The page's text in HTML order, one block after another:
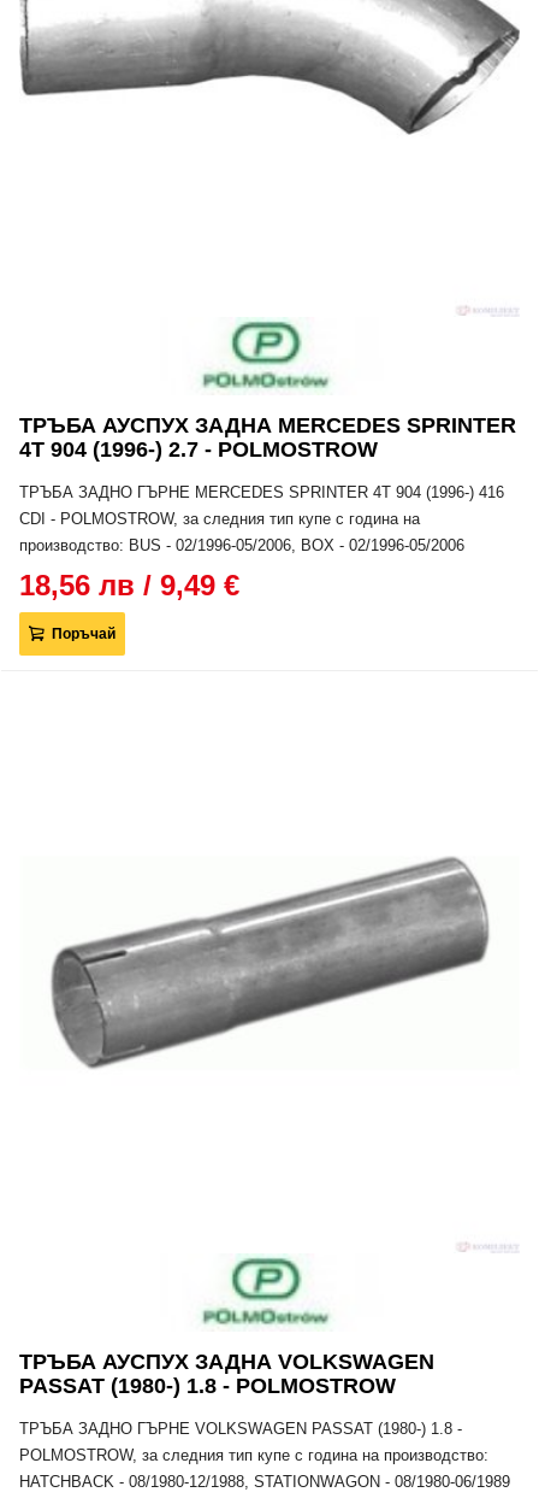
ТРЪБА АУСПУХ ЗАДНА MERCEDES SPRINTER
4T 904 (1996-) 2.7 - POLMOSTROW
ТРЪБА ЗАДНО ГЪРНЕ MERCEDES SPRINTER 4T 904 (1996-) 416
CDI - POLMOSTROW, за следния тип купе с година на
производство: BUS - 02/1996-05/2006, BOX - 02/1996-05/2006
18,56 лв / 9,49 €
Поръчай
ТРЪБА АУСПУХ ЗАДНА VOLKSWAGEN
PASSAT (1980-) 1.8 - POLMOSTROW
ТРЪБА ЗАДНО ГЪРНЕ VOLKSWAGEN PASSAT (1980-) 1.8 -
POLMOSTROW, за следния тип купе с година на производство:
HATCHBACK - 08/1980-12/1988, STATIONWAGON - 08/1980-06/1989